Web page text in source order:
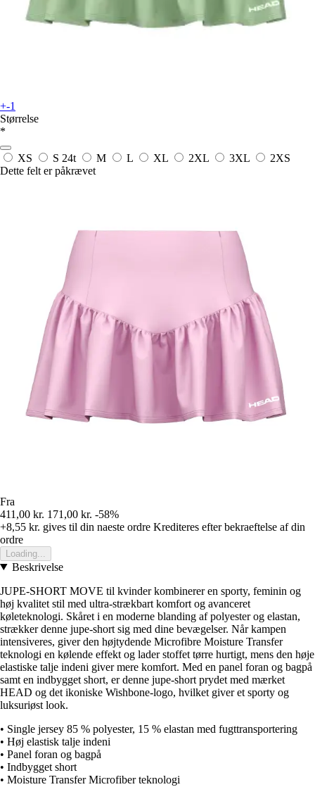
+-1
Størrelse
*
XS S 24t M L XL 2XL 3XL
2XS
Dette felt er påkrævet
Fra
411,00 kr. 171,00 kr. -58%
+8,55 kr. gives til din naeste ordre Krediteres efter bekraeftelse af din
ordre
Loading...
Beskrivelse
JUPE-SHORT MOVE til kvinder kombinerer en sporty, feminin og
høj kvalitet stil med ultra-strækbart komfort og avanceret
køleteknologi. Skåret i en moderne blanding af polyester og elastan,
strækker denne jupe-short sig med dine bevægelser. Når kampen
intensiveres, giver den højtydende Microfibre Moisture Transfer
teknologi en kølende effekt og lader stoffet tørre hurtigt, mens den høje
elastiske talje indeni giver mere komfort. Med en panel foran og bagpå
samt en indbygget short, er denne jupe-short prydet med mærket
HEAD og det ikoniske Wishbone-logo, hvilket giver et sporty og
luksuriøst look.
• Single jersey 85 % polyester, 15 % elastan med fugttransportering
• Høj elastisk talje indeni
• Panel foran og bagpå
• Indbygget short
• Moisture Transfer Microfiber teknologi